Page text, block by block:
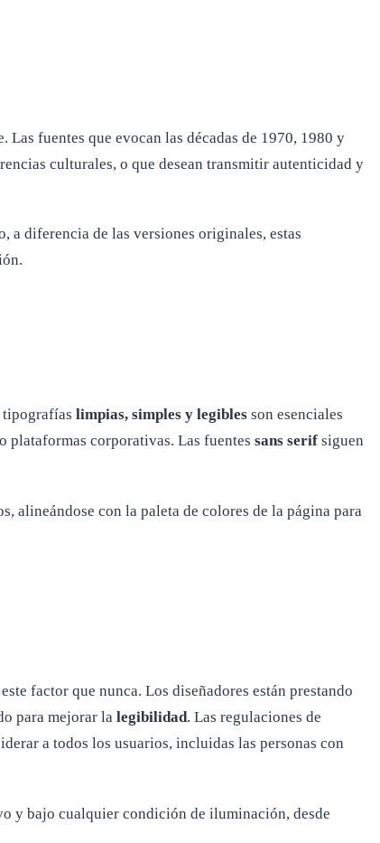
Las fuentes que evocan las décadas de 1970, 1980 y
culturales, o que desean transmitir autenticidad y
a diferencia de las versiones originales, estas
tipografías limpias, simples y legibles son esenciales
corporativas. Las fuentes sans serif siguen
alineándose con la paleta de colores de la página para
factor que nunca. Los diseñadores están prestando
para mejorar la legibilidad. Las regulaciones de
a todos los usuarios, incluidas las personas con
y bajo cualquier condición de iluminación, desde